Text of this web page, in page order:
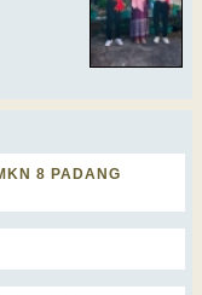
8 PADANG